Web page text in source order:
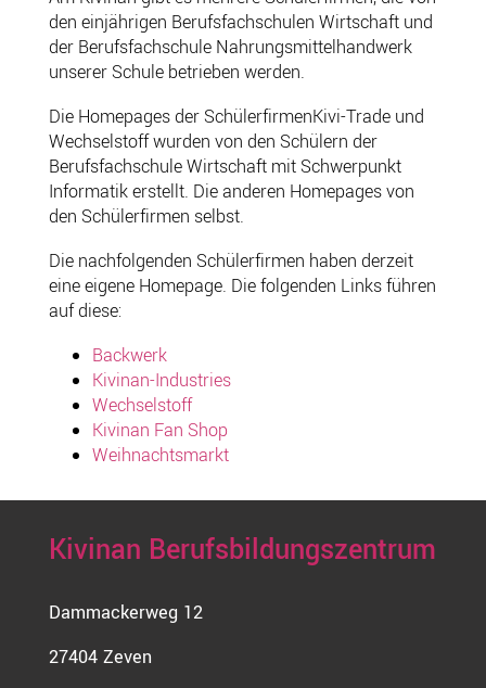
den einjährigen Berufsfachschulen Wirtschaft und
der Berufsfachschule Nahrungsmittelhandwerk
unserer Schule betrieben werden.
Die Homepages der SchülerfirmenKivi-Trade und
Wechselstoff wurden von den Schülern der
Berufsfachschule Wirtschaft mit Schwerpunkt
Informatik erstellt. Die anderen Homepages von
den Schülerfirmen selbst.
Die nachfolgenden Schülerfirmen haben derzeit
eine eigene Homepage. Die folgenden Links führen
auf diese:
Backwerk
Kivinan-Industries
Wechselstoff
Kivinan Fan Shop
Weihnachtsmarkt
Kivinan Berufsbildungszentrum
Dammackerweg 12
27404 Zeven